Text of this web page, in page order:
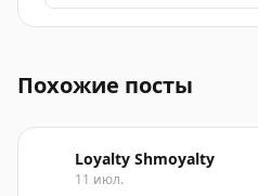
Похожие посты
Loyalty Shmoyalty
11 июл.